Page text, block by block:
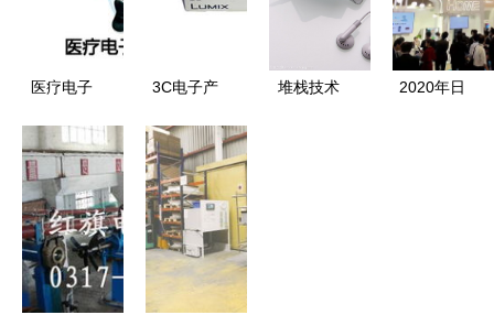
是制胜关键
医疗电子
《电子产品
世界》视角
下的创新融
合与未来展
望
3C电子产
理 抓住良
机，尽享科
技盛宴
堆栈技术
2020年日